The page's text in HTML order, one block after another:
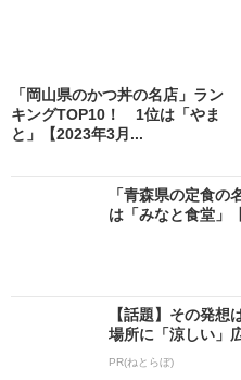
「岡山県のかつ丼の名店」ラン
キングTOP10！ 1位は「やま
と」【2023年3月...
「青森県の定食
は「みなと食堂」
【話題】その発
場所に「涼しい」
PR(ねとらぼ)